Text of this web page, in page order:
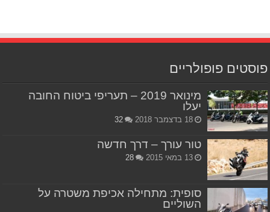
פוסטים פופולריים
מינואר 2019 – תעריפי ביטוח החובה
יעלו
18 בדצמבר 2018 32
טור עורך – דרך חדשה
13 במאי 2015 28
סופית: מתחילה אכיפת משטרה על
השוליים